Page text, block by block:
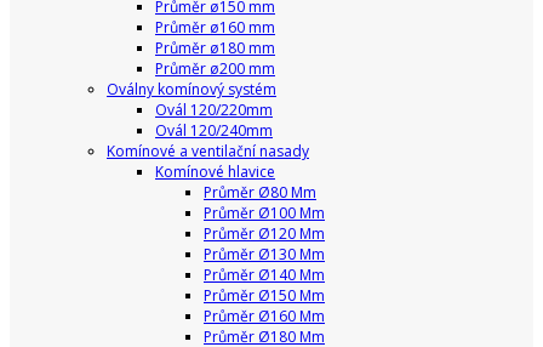
Průměr ø150 mm
Průměr ø160 mm
Průměr ø180 mm
Průměr ø200 mm
Oválny komínový systém
Ovál 120/220mm
Ovál 120/240mm
Komínové a ventilační nasady
Komínové hlavice
Průměr Ø80 Mm
Průměr Ø100 Mm
Průměr Ø120 Mm
Průměr Ø130 Mm
Průměr Ø140 Mm
Průměr Ø150 Mm
Průměr Ø160 Mm
Průměr Ø180 Mm